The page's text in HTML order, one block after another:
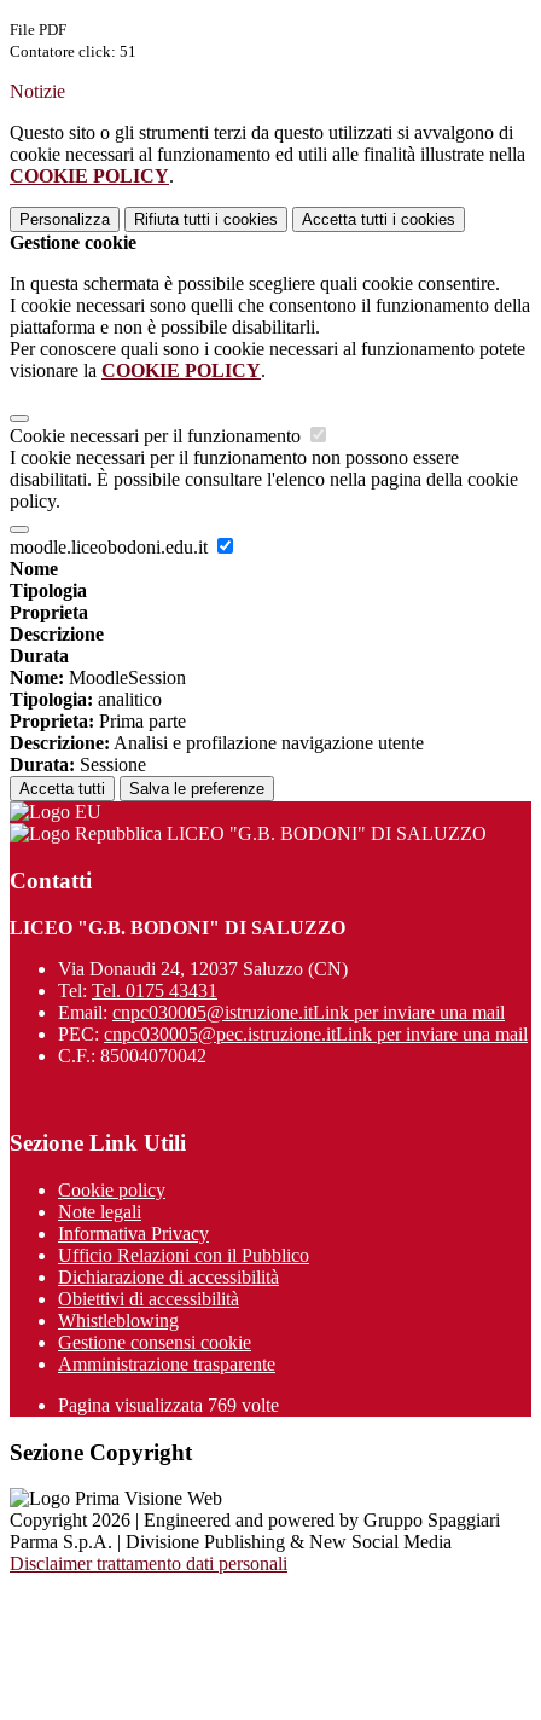
File PDF
Contatore click: 51
Notizie
Questo sito o gli strumenti terzi da questo utilizzati si avvalgono di
cookie necessari al funzionamento ed utili alle finalità illustrate nella
COOKIE POLICY.
Personalizza Rifiuta tutti i cookies Accetta tutti i cookies
Gestione cookie
In questa schermata è possibile scegliere quali cookie consentire.
I cookie necessari sono quelli che consentono il funzionamento della
piattaforma e non è possibile disabilitarli.
Per conoscere quali sono i cookie necessari al funzionamento potete
visionare la COOKIE POLICY.
Cookie necessari per il funzionamento
I cookie necessari per il funzionamento non possono essere
disabilitati. È possibile consultare l'elenco nella pagina della cookie
policy.
moodle.liceobodoni.edu.it
Nome
Tipologia
Proprieta
Descrizione
Durata
Nome: MoodleSession
Tipologia: analitico
Proprieta: Prima parte
Descrizione: Analisi e profilazione navigazione utente
Durata: Sessione
Accetta tutti Salva le preferenze
LICEO "G.B. BODONI" DI SALUZZO
Contatti
LICEO "G.B. BODONI" DI SALUZZO
Via Donaudi 24, 12037 Saluzzo (CN)
Tel: Tel. 0175 43431
Email: cnpc030005@istruzione.itLink per inviare una mail
PEC: cnpc030005@pec.istruzione.itLink per inviare una mail
C.F.: 85004070042
Sezione Link Utili
Cookie policy
Note legali
Informativa Privacy
Ufficio Relazioni con il Pubblico
Dichiarazione di accessibilità
Obiettivi di accessibilità
Whistleblowing
Gestione consensi cookie
Amministrazione trasparente
Pagina visualizzata 769 volte
Sezione Copyright
Copyright 2026 | Engineered and powered by Gruppo Spaggiari
Parma S.p.A. | Divisione Publishing & New Social Media
Disclaimer trattamento dati personali